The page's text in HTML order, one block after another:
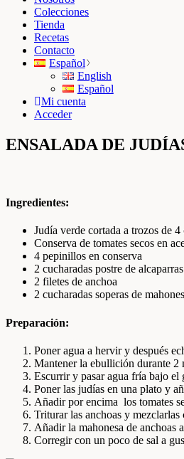
Colecciones
Tienda
Recetas
Contacto
Español
English
Español
Mi cuenta
Acceder
ENSALADA DE
Ingredientes:
Judía verde cortada a trozos de 4
Conserva de tomates secos en
4 pepinillos en conserva
2 cucharadas postre de
2 filetes de anchoa
2 cucharadas soperas de
Preparación:
Poner agua a hervir y después
Mantener la ebullición durante 2
Escurrir y pasar agua fría bajo
Poner las judías en una plato y
Añadir por encima los tomates
Triturar las anchoas y mezclarlas
Añadir la mahonesa de anchoas
Corregir con un poco de sal a